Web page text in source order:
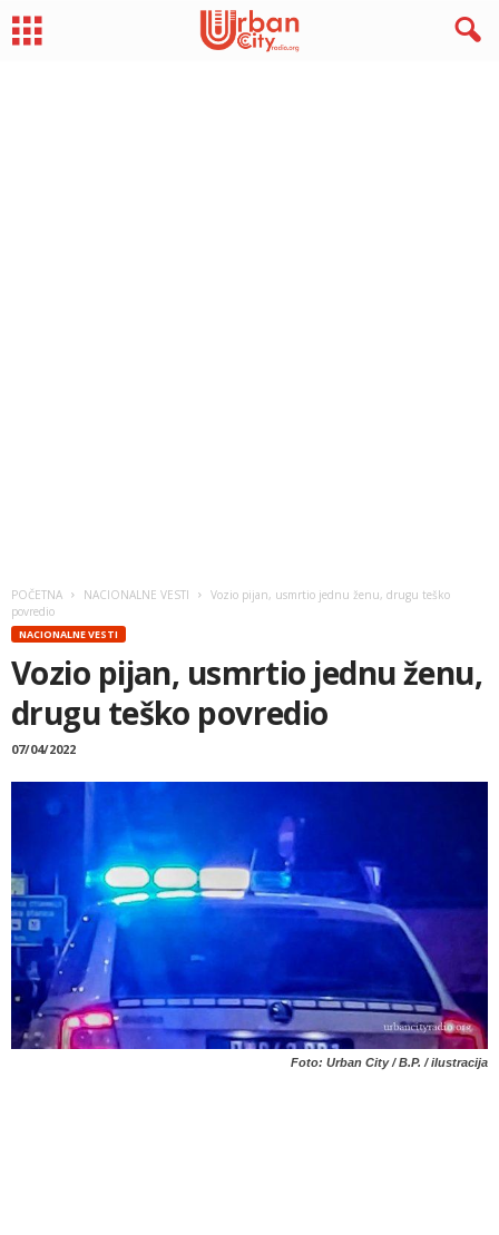
POČETNA NACIONALNE VESTI
Vozio pijan, usmrtio jednu ženu, drugu teško
povredio
NACIONALNE VESTI
Vozio pijan, usmrtio jednu ženu,
drugu teško povredio
07/04/2022
Foto: Urban City / B.P. / ilustracija